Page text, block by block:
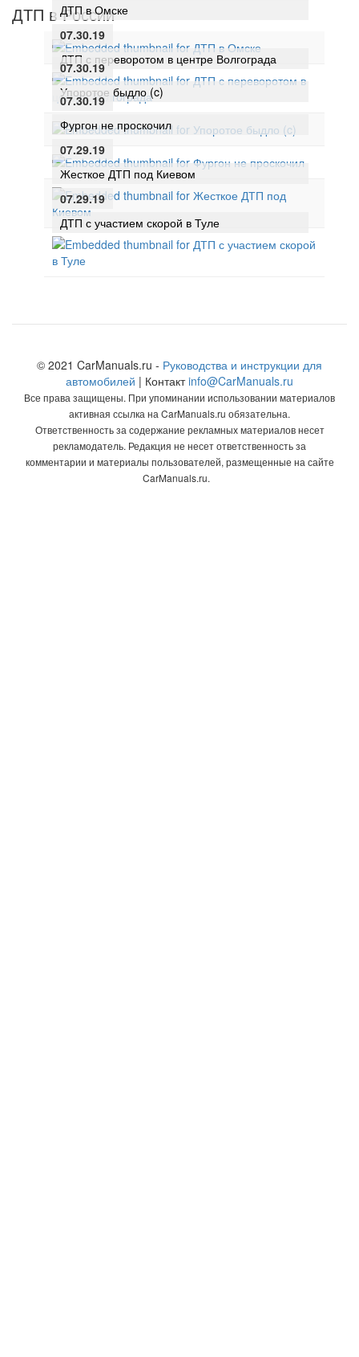
ДТП в России
ДТП в Омске
07.30.19
ДТП с переворотом в центре Волгограда
07.30.19
Упоротое быдло (c)
07.30.19
Фургон не проскочил
07.29.19
Жесткое ДТП под Киевом
07.29.19
ДТП с участием скорой в Туле
© 2021 CarManuals.ru - Руководства и инструкции для
автомобилей | Контактinfo@CarManuals.ru
Все права защищены. При упоминании использовании материалов
активная ссылка на CarManuals.ru обязательна.
Ответственность за содержание рекламных материалов несет
рекламодатель. Редакция не несет ответственность за
комментарии и материалы пользователей, размещенные на сайте
CarManuals.ru.